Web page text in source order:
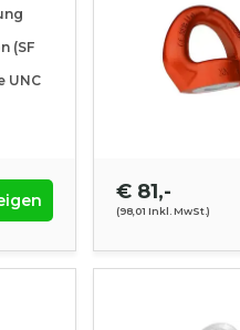
(SF
UNC
€ 81,-
(98,01 Inkl. MwSt.)